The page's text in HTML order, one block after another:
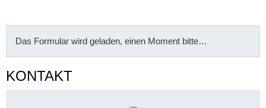
Das Formular wird geladen, einen Moment bitte…
KONTAKT